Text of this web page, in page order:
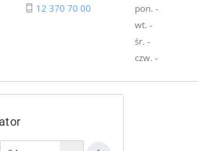
12 370 70 00
pon. -
wt. -
śr. -
czw. -